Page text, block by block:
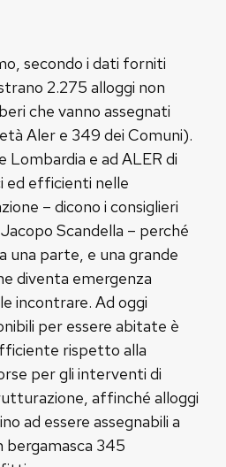
secondo i dati forniti
2.275 alloggi non
che vanno assegnati
Aler e 349 dei Comuni).
Lombardia e ad ALER di
ed efficienti nelle
– dicono i consiglieri
Scandella – perché
una parte, e una grande
diventa emergenza
incontrare. Ad oggi
per essere abitate è
rispetto alla
per gli interventi di
affinché alloggi
ad essere assegnabili a
bergamasca 345